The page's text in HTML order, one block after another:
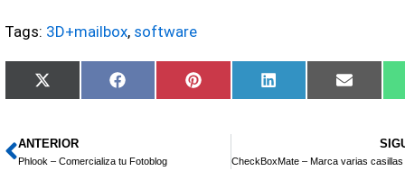
Tags: 3D+mailbox, software
Compartir
en
X
(Twitter)
Compartir
en
Facebook Compartir
en
Pinterest
Compartir
en
LinkedIn
en
Email
Ant
ANTERIOR
Phlook – Comercializa tu Fotoblog